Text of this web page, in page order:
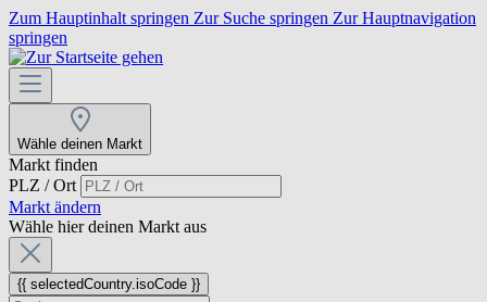
Zum Hauptinhalt springen Zur Suche springen Zur Hauptnavigation
springen
Wähle deinen Markt
Markt finden
PLZ / Ort
Markt ändern
Wähle hier deinen Markt aus
{{ selectedCountry.isoCode }}